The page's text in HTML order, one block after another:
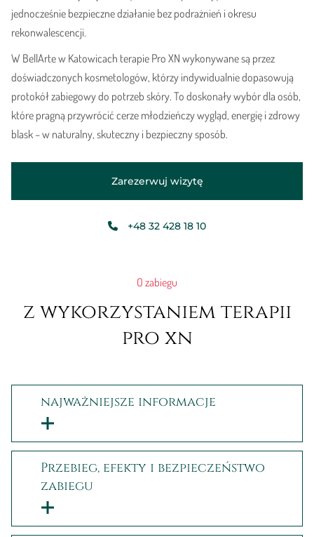
jednocześnie bezpieczne działanie bez podrażnień i okresu
rekonwalescencji.
W BellArte w Katowicach terapie Pro XN wykonywane są przez
doświadczonych kosmetologów, którzy indywidualnie dopasowują
protokół zabiegowy do potrzeb skóry. To doskonały wybór dla osób,
które pragną przywrócić cerze młodzieńczy wygląd, energię i zdrowy
blask – w naturalny, skuteczny i bezpieczny sposób.
Zarezerwuj wizytę
+48 32 428 18 10
O zabiegu
z wykorzystaniem terapii
pro xn
najważniejsze informacje
Przebieg, efekty i bezpieczeństwo
zabiegu